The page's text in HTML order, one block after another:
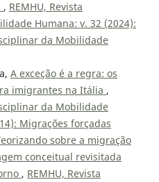
, REMHU, Revista
Humana: v. 32 (2024):
da Mobilidade
A exceção é a regra: os
imigrantes na Itália ,
da Mobilidade
Migrações forçadas
sobre a migração
conceitual revisitada
, REMHU, Revista